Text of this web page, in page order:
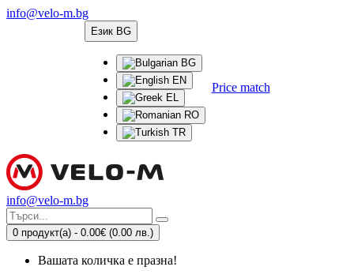
info@velo-m.bg
Език BG
BG
EN
EL
RO
TR
Price match
info@velo-m.bg
0 продукт(а) - 0.00€ (0.00 лв.)
Вашата количка е празна!